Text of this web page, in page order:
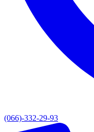
(066)-332-29-93